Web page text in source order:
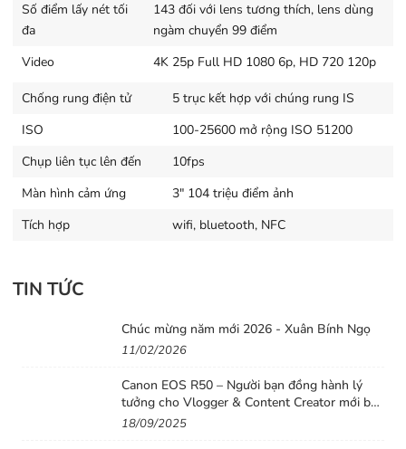
Tốc độ chụp liên tục của máy là 9 ảnh/giây cho 1 lần
Những con số này đủ để bạn chụp các giải đấu thể thao,
hoặc là thiên nhiên hoang dã một cách khá hoàn hảo từ
Quay video 4K thời thượng
Hòa cùng xu thế quay phim bằng máy ảnh, Canon cũng
video 4K để làm hài lòng những ai yêu thích cả quay
video với 24khung hình/giây đủ để bạn có thể làm phim
Full HD, số khung hình cao hơn là 60 khung hình/giây sẽ
làm thỏa mãn mọi yêu cầu với một chiếc
máy mirrorless tầm trung như M50.
Hiệu ứng quay phim slow-motion 120 khung hình/giây
Số điểm lấy nét tối
đa
143 đối với lens tương thích, lens dùng
ngàm chuyển 99 điểm
Video
4K 25p Full HD 1080 6p, HD 720 120p
Chống rung điện tử
5 trục kết hợp với chúng rung IS
ISO
100-25600 mở rộng ISO 51200
Chụp liên tục lên đến
10fps
Màn hình cảm ứng
3" 104 triệu điểm ảnh
Tích hợp
wifi, bluetooth, NFC
TIN TỨC
Chúc mừng năm mới 2026 - Xuân Bính Ngọ
11/02/2026
Canon EOS R50 – Người bạn đồng hành lý
tưởng cho Vlogger & Content Creator mới bắt
đầu
18/09/2025